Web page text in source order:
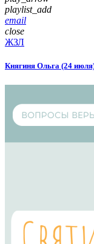
playlist_add
email
close
ЖЗЛ
Княгиня Ольга (24